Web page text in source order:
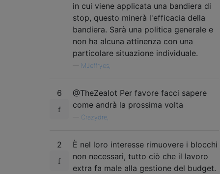
in cui viene applicata una bandiera di
stop, questo minerà l'efficacia della
bandiera. Sarà una politica generale e
non ha alcuna attinenza con una
particolare situazione individuale.
MJeffryes,
6
@TheZealot Per favore facci sapere
come andrà la prossima volta
Crazydre,
2
È nel loro interesse rimuovere i blocchi
non necessari, tutto ciò che il lavoro
extra fa male alla gestione del budget.